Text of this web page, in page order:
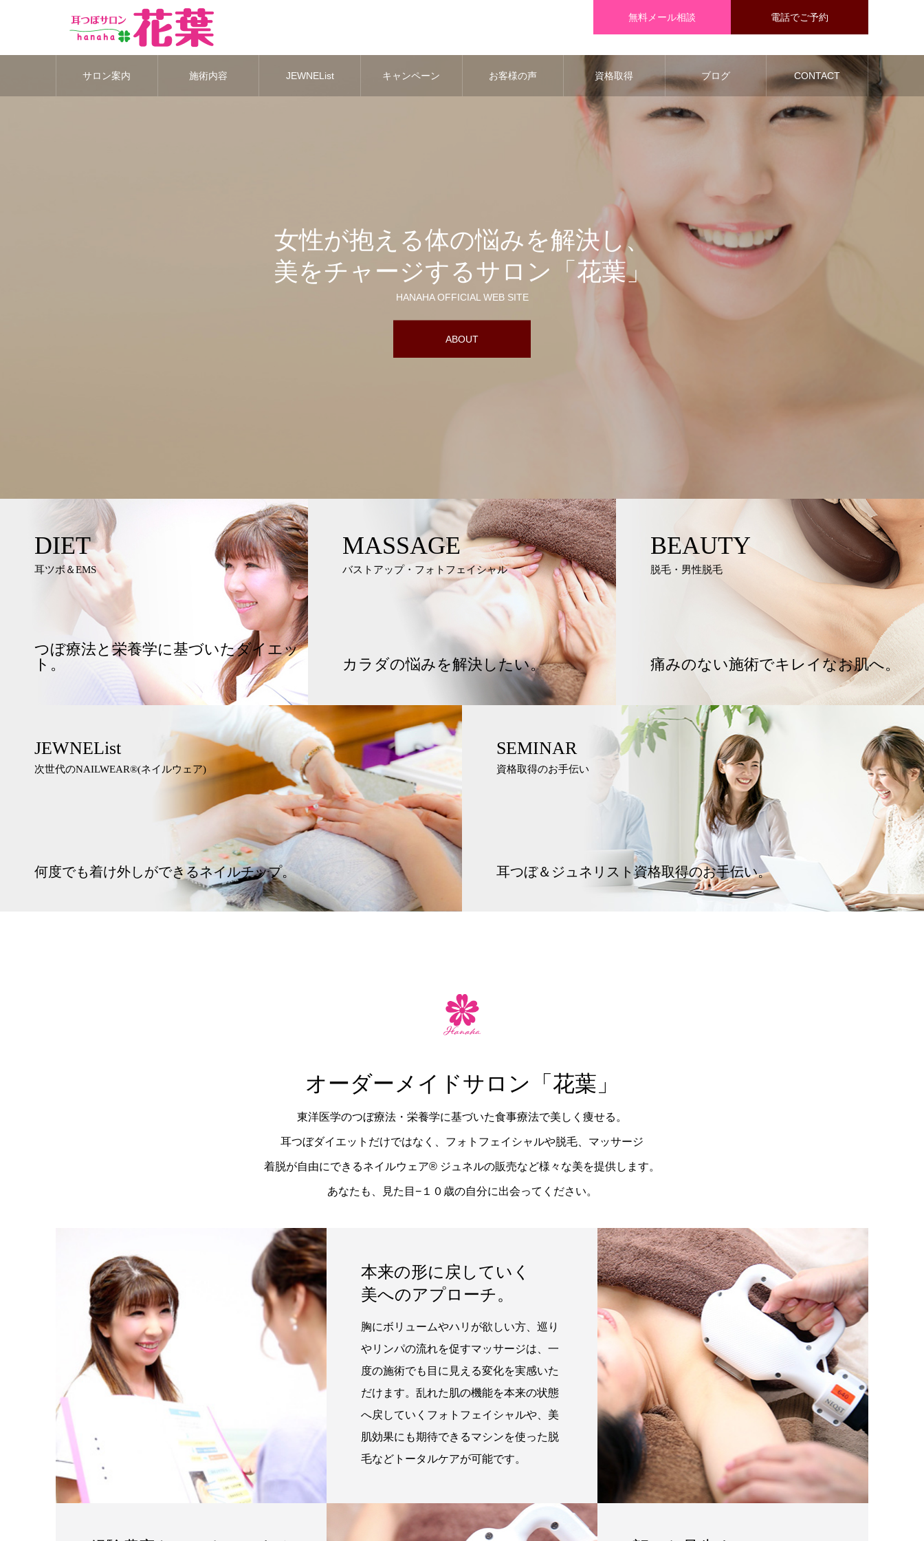
無料メール相談 電話でご予約
サロン案内 施術内容 JEWNEList キャンペーン お客様の声 資格取得 ブログ CONTACT
女性が抱える体の悩みを解決し、
美をチャージするサロン「花葉」
HANAHA OFFICIAL WEB SITE
ABOUT
DIET
耳ツボ＆EMS
つぼ療法と栄養学に基づいたダイエッ
ト。
MASSAGE
バストアップ・フォトフェイシャル
カラダの悩みを解決したい。
BEAUTY
脱毛・男性脱毛
痛みのない施術でキレイなお肌へ。
JEWNEList
次世代のNAILWEAR®︎(ネイルウェア)
何度でも着け外しができるネイルチップ。
SEMINAR
資格取得のお手伝い
耳つぼ＆ジュネリスト資格取得のお手伝い。
オーダーメイドサロン「花葉」
東洋医学のつぼ療法・栄養学に基づいた食事療法で美しく痩せる。
耳つぼダイエットだけではなく、フォトフェイシャルや脱毛、マッサージ
着脱が自由にできるネイルウェア®︎ ジュネルの販売など様々な美を提供します。
あなたも、見た目−１０歳の自分に出会ってください。
本来の形に戻していく
美へのアプローチ。
胸にボリュームやハリが欲しい方、巡り
やリンパの流れを促すマッサージは、一
度の施術でも目に見える変化を実感いた
だけます。乱れた肌の機能を本来の状態
へ戻していくフォトフェイシャルや、美
肌効果にも期待できるマシンを使った脱
毛などトータルケアが可能です。